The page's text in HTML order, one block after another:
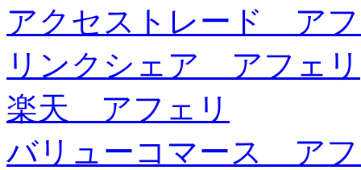
アクセストレード ア
リンクシェア アフェリ
楽天 アフェリ
バリューコマース ア